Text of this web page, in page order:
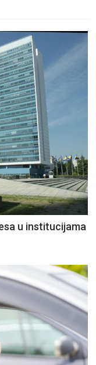
u institucijama